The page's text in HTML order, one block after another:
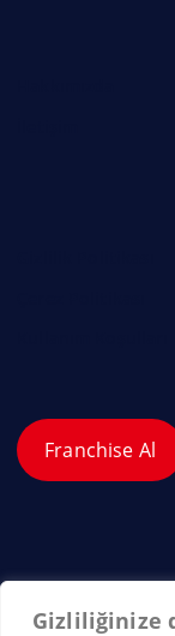
Gizliliğinize
Franchise Al